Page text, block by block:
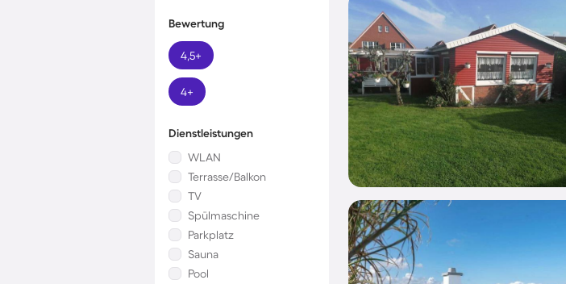
Bewertung
4,5+
4+
Dienstleistungen
WLAN
Terrasse/Balkon
TV
Spülmaschine
Parkplatz
Sauna
Pool